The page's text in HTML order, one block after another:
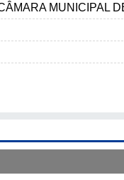
MUNICIPAL